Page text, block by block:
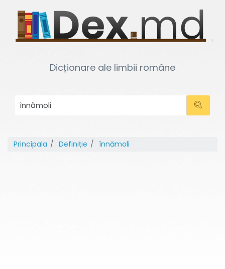
Dicționare ale limbii române
Principala Definiție înnămoli